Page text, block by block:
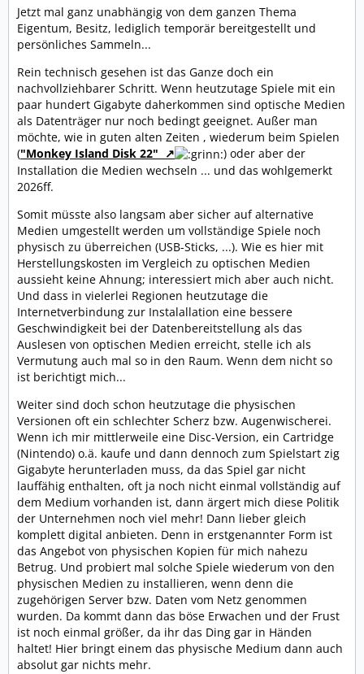
Jetzt mal ganz unabhängig von dem ganzen Thema
Eigentum, Besitz, lediglich temporär bereitgestellt und
persönliches Sammeln...
Rein technisch gesehen ist das Ganze doch ein
nachvollziehbarer Schritt. Wenn heutzutage Spiele mit ein
paar hundert Gigabyte daherkommen sind optische Medien
als Datenträger nur noch bedingt geeignet. Außer man
möchte, wie in guten alten Zeiten , wiederum beim Spielen
("Monkey Island Disk 22"
) oder aber der
Installation die Medien wechseln ... und das wohlgemerkt
2026ff.
Somit müsste also langsam aber sicher auf alternative
Medien umgestellt werden um vollständige Spiele noch
physisch zu überreichen (USB-Sticks, ...). Wie es hier mit
Herstellungskosten im Vergleich zu optischen Medien
aussieht keine Ahnung; interessiert mich aber auch nicht.
Und dass in vielerlei Regionen heutzutage die
Internetverbindung zur Instalallation eine bessere
Geschwindigkeit bei der Datenbereitstellung als das
Auslesen von optischen Medien erreicht, stelle ich als
Vermutung auch mal so in den Raum. Wenn dem nicht so
ist berichtigt mich...
Weiter sind doch schon heutzutage die physischen
Versionen oft ein schlechter Scherz bzw. Augenwischerei.
Wenn ich mir mittlerweile eine Disc-Version, ein Cartridge
(Nintendo) o.ä. kaufe und dann dennoch zum Spielstart zig
Gigabyte herunterladen muss, da das Spiel gar nicht
lauffähig enthalten, oft ja noch nicht einmal vollständig auf
dem Medium vorhanden ist, dann ärgert mich diese Politik
der Unternehmen noch viel mehr! Dann lieber gleich
komplett digital anbieten. Denn in erstgenannter Form ist
das Angebot von physischen Kopien für mich nahezu
Betrug. Und probiert mal solche Spiele wiederum von den
physischen Medien zu installieren, wenn denn die
zugehörigen Server bzw. Daten vom Netz genommen
wurden. Da kommt dann das böse Erwachen und der Frust
ist noch einmal größer, da ihr das Ding gar in Händen
haltet! Hier bringt einem das physische Medium dann auch
absolut gar nichts mehr.